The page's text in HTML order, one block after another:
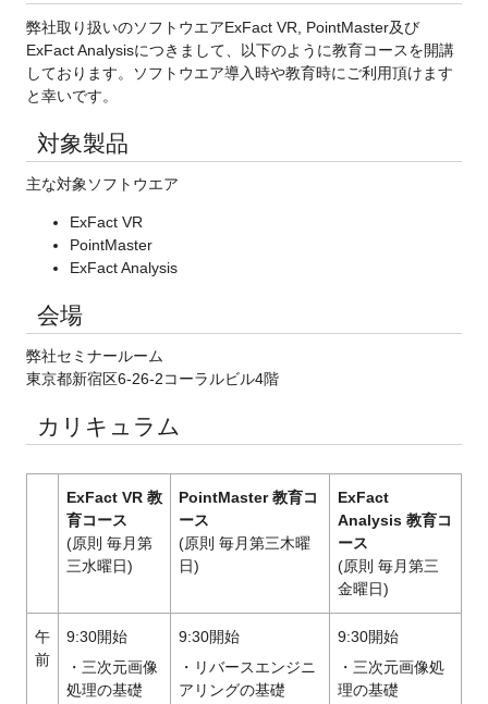
弊社取り扱いのソフトウエアExFact VR, PointMaster及び
ExFact Analysisにつきまして、以下のように教育コースを開講
しております。ソフトウエア導入時や教育時にご利用頂けます
と幸いです。
対象製品
主な対象ソフトウエア
ExFact VR
PointMaster
ExFact Analysis
会場
弊社セミナールーム
東京都新宿区6-26-2コーラルビル4階
カリキュラム
ExFact VR 教
育コース
(原則 毎月第
三水曜日)
PointMaster 教育コ
ース
(原則 毎月第三木曜
日)
ExFact
Analysis 教育コ
ース
(原則 毎月第三
金曜日)
午
前
9:30開始
・三次元画像
処理の基礎
9:30開始
・リバースエンジニ
アリングの基礎
9:30開始
・三次元画像処
理の基礎